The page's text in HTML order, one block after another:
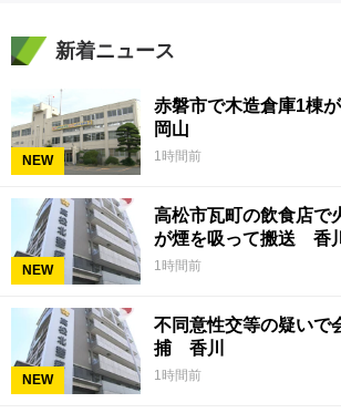
新着ニュース
NEW
赤磐市で木造倉庫1棟
岡山
1時間前
NEW
高松市瓦町の飲食店
が煙を吸って搬送 香川
1時間前
NEW
不同意性交等の疑いで
捕 香川
1時間前